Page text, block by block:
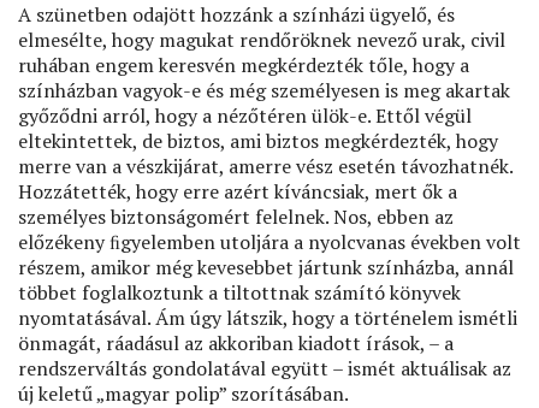
A szünetben odajött hozzánk a színházi ügyelő, és
elmesélte, hogy magukat rendőröknek nevező urak, civil
ruhában engem keresvén megkérdezték tőle, hogy a
színházban vagyok-e és még személyesen is meg akartak
győződni arról, hogy a nézőtéren ülök-e. Ettől végül
eltekintettek, de biztos, ami biztos megkérdezték, hogy
merre van a vészkijárat, amerre vész esetén távozhatnék.
Hozzátették, hogy erre azért kíváncsiak, mert ők a
személyes biztonságomért felelnek. Nos, ebben az
előzékeny ﬁgyelemben utoljára a nyolcvanas években volt
részem, amikor még kevesebbet jártunk színházba, annál
többet foglalkoztunk a tiltottnak számító könyvek
nyomtatásával. Ám úgy látszik, hogy a történelem ismétli
önmagát, ráadásul az akkoriban kiadott írások, – a
rendszerváltás gondolatával együtt – ismét aktuálisak az
új keletű „magyar polip” szorításában.